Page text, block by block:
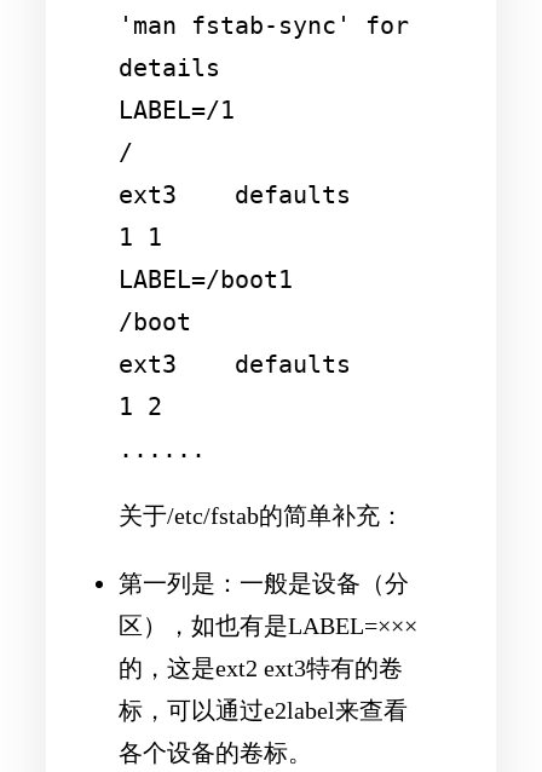
'man fstab-sync' for
details
LABEL=/1
/
ext3    defaults
1 1
LABEL=/boot1
/boot
ext3    defaults
1 2
关于/etc/fstab的简单补充：
第一列是：一般是设备（分
区），如也有是LABEL=×××
的，这是ext2 ext3特有的卷
标，可以通过e2label来查看
各个设备的卷标。